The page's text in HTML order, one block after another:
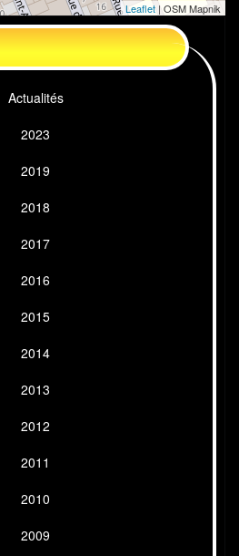
Leaflet | OSM Mapnik
Actualités
2023
2019
2018
2017
2016
2015
2014
2013
2012
2011
2010
2009